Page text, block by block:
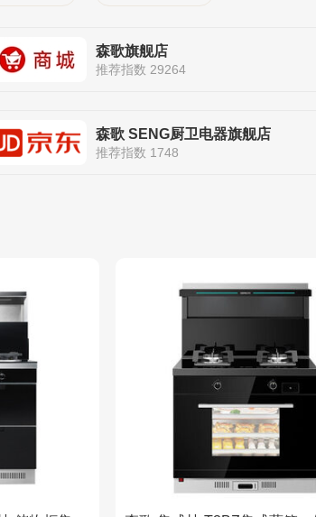
森歌旗舰店
推荐指数 29264
森歌 SENG厨卫电器旗舰店
推荐指数 1748